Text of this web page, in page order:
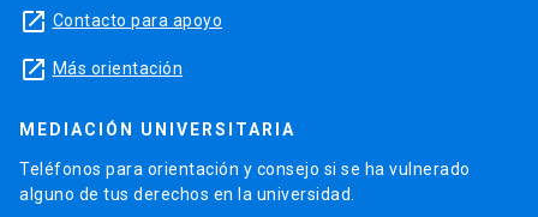
launch Contacto para apoyo
launch Más orientación
MEDIACIÓN UNIVERSITARIA
Teléfonos para orientación y consejo si se ha vulnerado
alguno de tus derechos en la universidad.